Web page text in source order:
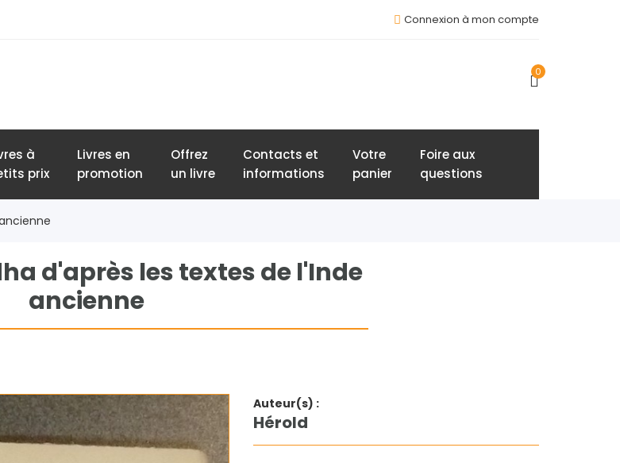
Connexion à mon compte
0
à
prix
Livres en
promotion
Offrez
un livre
Contacts et
informations
Votre
panier
Foire aux
questions
d'après les textes de l'Inde
ancienne
Auteur(s) :
Hérold